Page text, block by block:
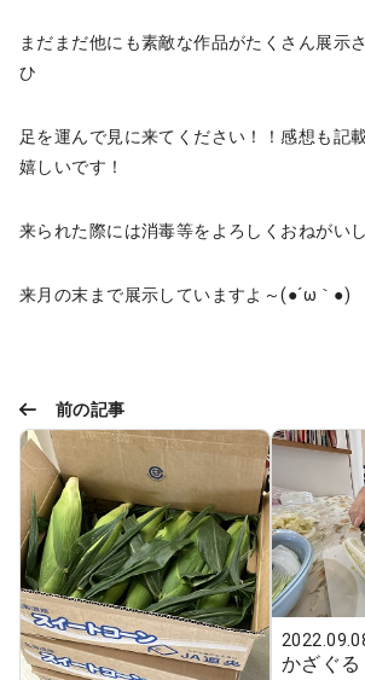
まだまだ他にも素敵な作品がたくさん展示
ひ
足を運んで見に来てください！！感想も記
嬉しいです！
来られた際には消毒等をよろしくおねがい
来月の末まで展示していますよ～(●´ω｀●)
前の記事
かざぐる